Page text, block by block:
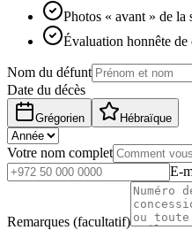
Photos « avant » de la
Évaluation honnête de
Nom du défunt
Date du décès
Grégorien Hébraïque
Votre nom complet
E-
Remarques (facultatif)